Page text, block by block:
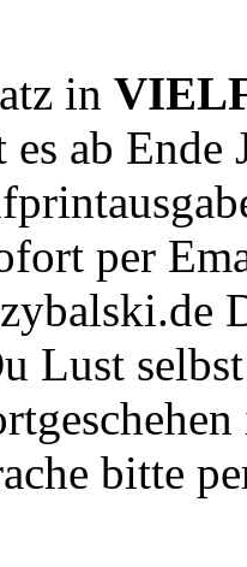
in
ab Ende
per
Lust
bitte